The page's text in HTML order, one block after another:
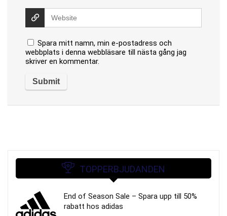
Spara mitt namn, min e-postadress och
webbplats i denna webbläsare till nästa gång jag
skriver en kommentar.
TOPPERBJUDANDEN
End of Season Sale – Spara upp till 50%
rabatt hos adidas